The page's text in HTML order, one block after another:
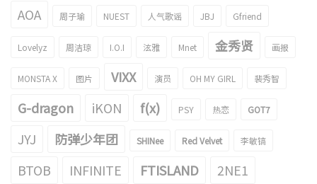
AOA 周子瑜 NUEST 人气歌谣 JBJ Gfriend
Lovelyz 周洁琼 I.O.I 泫雅 Mnet 金秀贤 画报
MONSTA X 图片 VIXX 演员 OH MY GIRL 裴秀智
G-dragon iKON f(x) PSY 热恋 GOT7
JYJ 防弹少年团 SHINee Red Velvet 李敏镐
BTOB INFINITE FTISLAND
2NE1